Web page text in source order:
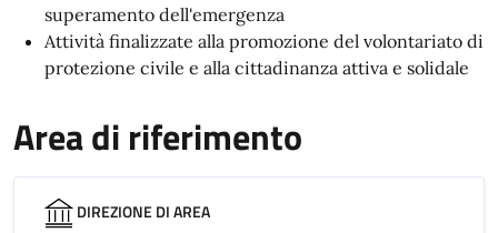
superamento dell'emergenza
Attività finalizzate alla promozione del volontariato di
protezione civile e alla cittadinanza attiva e solidale
Area di riferimento
DIREZIONE DI AREA